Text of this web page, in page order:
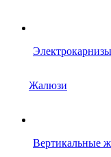
Электрокарнизы
Жалюзи
Вертикальные